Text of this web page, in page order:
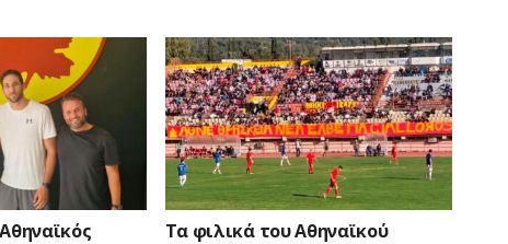
Τα φιλικά του Αθηναϊκού